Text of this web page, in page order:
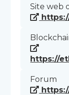
Site web
https://
Forum